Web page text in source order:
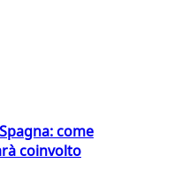
come
coinvolto